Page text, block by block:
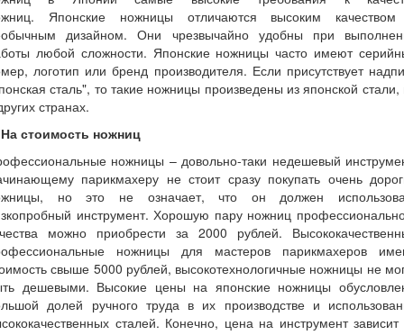
Японские ножницы отличаются высоким
дизайном. Они чрезвычайно удобны при
любой сложности. Японские ножницы часто имеют
логотип или бренд производителя. Если присутствует
сталь", то такие ножницы произведены из японской стали,
странах.
стоимость ножниц
ножницы – довольно-таки недешевый
парикмахеру не стоит сразу покупать очень
но это не означает, что он должен
инструмент. Хорошую пару ножниц
можно приобрести за 2000 рублей.
ножницы для мастеров парикмахеров
свыше 5000 рублей, высокотехнологичные ножницы не
дешевыми. Высокие цены на японские ножницы
долей ручного труда в их производстве и
сталей. Конечно, цена на инструмент зависит